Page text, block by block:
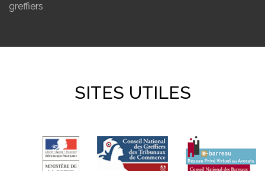
greffiers
SITES UTILES